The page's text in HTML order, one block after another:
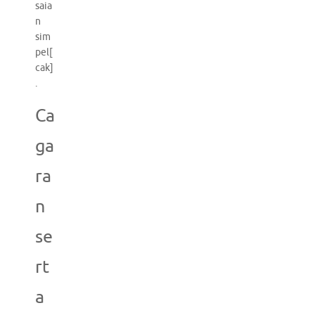
saia
n
sim
pel[
cak]
.
Ca
ga
ra
n
se
rt
a